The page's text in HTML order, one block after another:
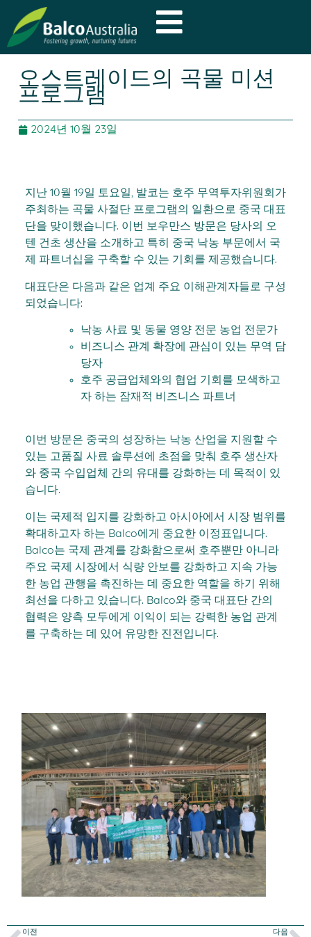
오스트레이드의 곡물 미션
프로그램
2024년 10월 23일
지난 10월 19일 토요일, 발코는 호주 무역투자위원회가
주최하는 곡물 사절단 프로그램의 일환으로 중국 대표
단을 맞이했습니다. 이번 보우만스 방문은 당사의 오
텐 건초 생산을 소개하고 특히 중국 낙농 부문에서 국
제 파트너십을 구축할 수 있는 기회를 제공했습니다.
대표단은 다음과 같은 업계 주요 이해관계자들로 구성
되었습니다:
낙농 사료 및 동물 영양 전문 농업 전문가
비즈니스 관계 확장에 관심이 있는 무역 담
당자
호주 공급업체와의 협업 기회를 모색하고
자 하는 잠재적 비즈니스 파트너
이번 방문은 중국의 성장하는 낙농 산업을 지원할 수
있는 고품질 사료 솔루션에 초점을 맞춰 호주 생산자
와 중국 수입업체 간의 유대를 강화하는 데 목적이 있
습니다.
이는 국제적 입지를 강화하고 아시아에서 시장 범위를
확대하고자 하는 Balco에게 중요한 이정표입니다.
Balco는 국제 관계를 강화함으로써 호주뿐만 아니라
주요 국제 시장에서 식량 안보를 강화하고 지속 가능
한 농업 관행을 촉진하는 데 중요한 역할을 하기 위해
최선을 다하고 있습니다. Balco와 중국 대표단 간의
협력은 양측 모두에게 이익이 되는 강력한 농업 관계
를 구축하는 데 있어 유망한 진전입니다.
이전 다음